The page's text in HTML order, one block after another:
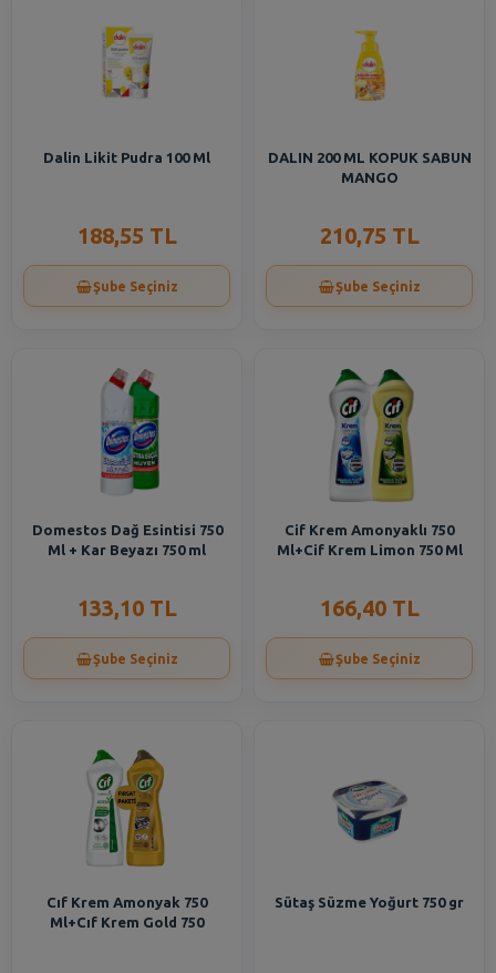
Dalin Likit Pudra 100 Ml
188,55 TL
Şube Seçiniz
DALIN 200 ML KOPUK SABUN
MANGO
210,75 TL
Şube Seçiniz
Domestos Dağ Esintisi 750
Ml + Kar Beyazı 750 ml
133,10 TL
Şube Seçiniz
Cif Krem Amonyaklı 750
Ml+Cif Krem Limon 750 Ml
166,40 TL
Şube Seçiniz
Cıf Krem Amonyak 750
Ml+Cıf Krem Gold 750
Sütaş Süzme Yoğurt 750 gr